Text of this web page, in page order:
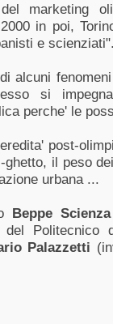
marketing
in poi,
e
alcuni
si
perche' le
post-
il peso
urbana ...
Beppe Scienza
del Politecnico
Palazzetti